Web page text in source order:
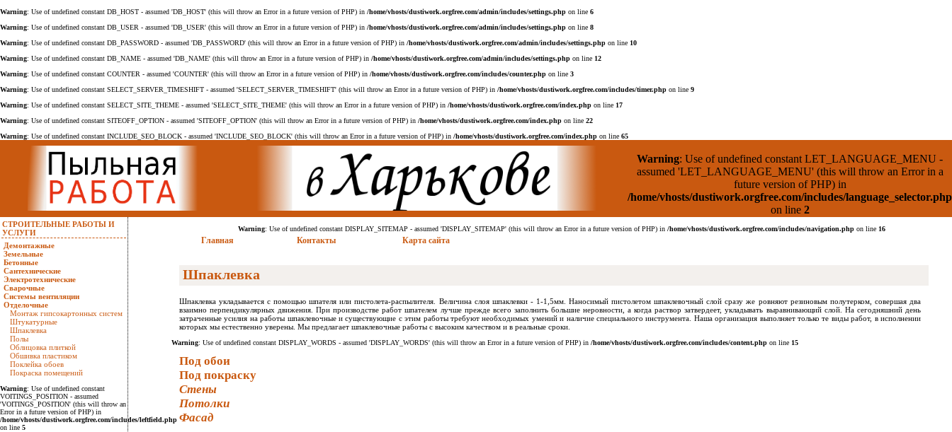
Warning: Use of undefined constant DB_HOST - assumed 'DB_HOST' (this will throw an Error in a future version of PHP) in /home/vhosts/dustiwork.orgfree.com/admin/includes/settings.php on line 6
Warning: Use of undefined constant DB_USER - assumed 'DB_USER' (this will throw an Error in a future version of PHP) in /home/vhosts/dustiwork.orgfree.com/admin/includes/settings.php on line 8
Warning: Use of undefined constant DB_PASSWORD - assumed 'DB_PASSWORD' (this will throw an Error in a future version of PHP) in /home/vhosts/dustiwork.orgfree.com/admin/includes/settings.php on line 10
Warning: Use of undefined constant DB_NAME - assumed 'DB_NAME' (this will throw an Error in a future version of PHP) in /home/vhosts/dustiwork.orgfree.com/admin/includes/settings.php on line 12
Warning: Use of undefined constant COUNTER - assumed 'COUNTER' (this will throw an Error in a future version of PHP) in /home/vhosts/dustiwork.orgfree.com/includes/counter.php on line 3
Warning: Use of undefined constant SELECT_SERVER_TIMESHIFT - assumed 'SELECT_SERVER_TIMESHIFT' (this will throw an Error in a future version of PHP) in /home/vhosts/dustiwork.orgfree.com/includes/timer.php on line 9
Warning: Use of undefined constant SELECT_SITE_THEME - assumed 'SELECT_SITE_THEME' (this will throw an Error in a future version of PHP) in /home/vhosts/dustiwork.orgfree.com/index.php on line 17
Warning: Use of undefined constant SITEOFF_OPTION - assumed 'SITEOFF_OPTION' (this will throw an Error in a future version of PHP) in /home/vhosts/dustiwork.orgfree.com/index.php on line 22
Warning: Use of undefined constant INCLUDE_SEO_BLOCK - assumed 'INCLUDE_SEO_BLOCK' (this will throw an Error in a future version of PHP) in /home/vhosts/dustiwork.orgfree.com/index.php on line 65
Warning: Use of undefined constant LET_LANGUAGE_MENU -
assumed 'LET_LANGUAGE_MENU' (this will throw an Error in a
future version of PHP) in
/home/vhosts/dustiwork.orgfree.com/includes/language_selector.php
on line 2
СТРОИТЕЛЬНЫЕ РАБОТЫ И
УСЛУГИ
Демонтажные
Земельные
Бетонные
Сантехнические
Электротехнические
Сварочные
Системы вентиляции
Отделочные
Монтаж гипсокартонных систем
Штукатурные
Шпаклевка
Полы
Облицовка плиткой
Обшивка пластиком
Поклейка обоев
Покраска помещений
Warning: Use of undefined constant
VOITINGS_POSITION - assumed
'VOITINGS_POSITION' (this will throw an
Error in a future version of PHP) in
/home/vhosts/dustiwork.orgfree.com/includes/leftfield.php
on line 5
Warning: Use of undefined constant DISPLAY_SITEMAP - assumed 'DISPLAY_SITEMAP' (this will throw an Error in a future version of PHP) in /home/vhosts/dustiwork.orgfree.com/includes/navigation.phpon line 16
Главная Контакты Карта сайта
Шпаклевка
Шпаклевка укладывается с помощью шпателя или пистолета-распылителя. Величина слоя шпаклевки - 1-1,5мм. Наносимый пистолетом шпаклевочный слой сразу же ровняют резиновым полутерком, совершая два
взаимно перпендикулярных движения. При производстве работ шпателем лучше прежде всего заполнить большие неровности, а когда раствор затвердеет, укладывать выравнивающий слой. На сегодняшний день
затраченные усилия на работы шпаклевочные и существующие с этим работы требуют необходимых умений и наличие специального инструмента. Наша организация выполняет только те виды работ, в исполнении
которых мы естественно уверены. Мы предлагает шпаклевочные работы с высоким качеством и в реальные сроки.
Warning: Use of undefined constant DISPLAY_WORDS - assumed 'DISPLAY_WORDS' (this will throw an Error in a future version of PHP) in /home/vhosts/dustiwork.orgfree.com/includes/content.phpon line 15
Под обои
Под покраску
Стены
Потолки
Фасад